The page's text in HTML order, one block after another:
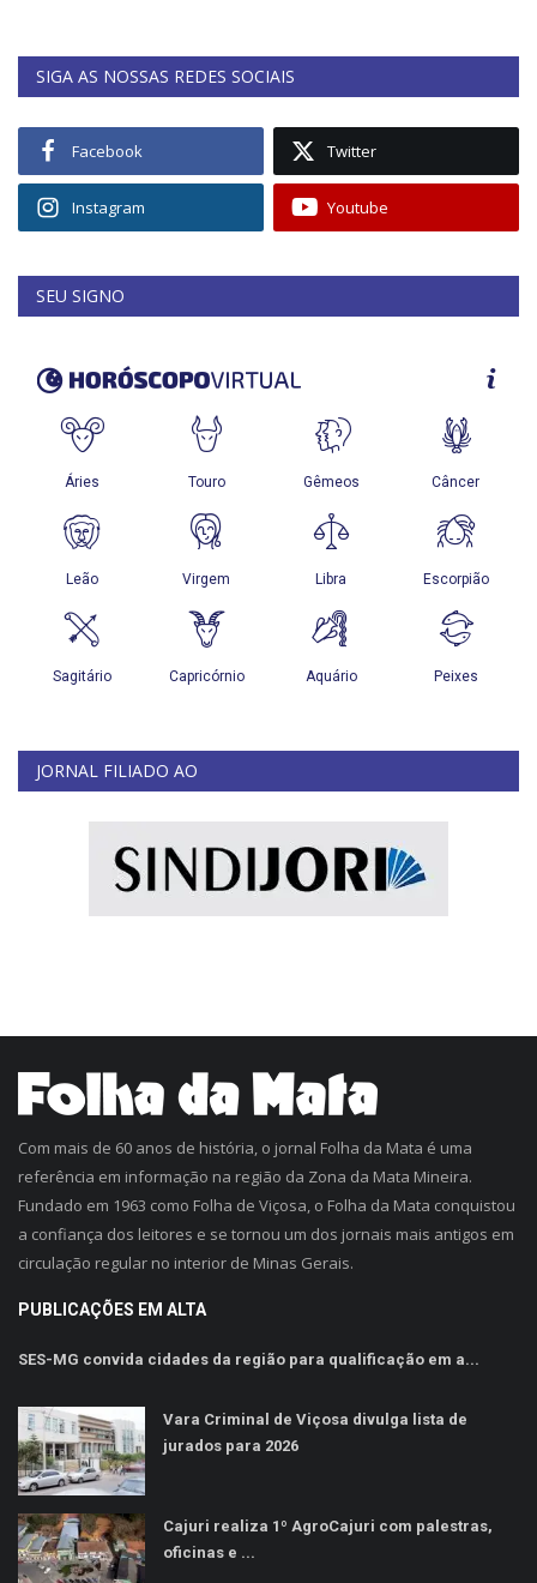
SIGA AS NOSSAS REDES SOCIAIS
Facebook Twitter
Instagram Youtube
SEU SIGNO
JORNAL FILIADO AO
Com mais de 60 anos de história, o jornal Folha da Mata é uma
referência em informação na região da Zona da Mata Mineira.
Fundado em 1963 como Folha de Viçosa, o Folha da Mata conquistou
a confiança dos leitores e se tornou um dos jornais mais antigos em
circulação regular no interior de Minas Gerais.
PUBLICAÇÕES EM ALTA
SES-MG convida cidades da região para qualificação em a...
Vara Criminal de Viçosa divulga lista de
jurados para 2026
Cajuri realiza 1º AgroCajuri com palestras,
oficinas e ...